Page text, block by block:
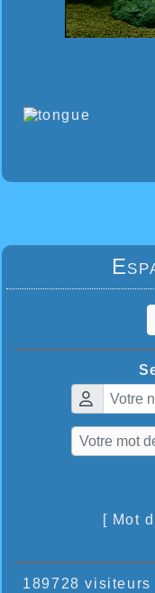
[ Mot
189728 visiteurs